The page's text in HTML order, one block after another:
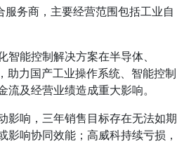
务商，主要经营范围包括工业自
能控制解决方案在半导体、
助力国产工业操作系统、智能控制
及经营业绩造成重大影响。
影响，三年销售目标存在无法如期
响协同效能；高威科持续亏损，